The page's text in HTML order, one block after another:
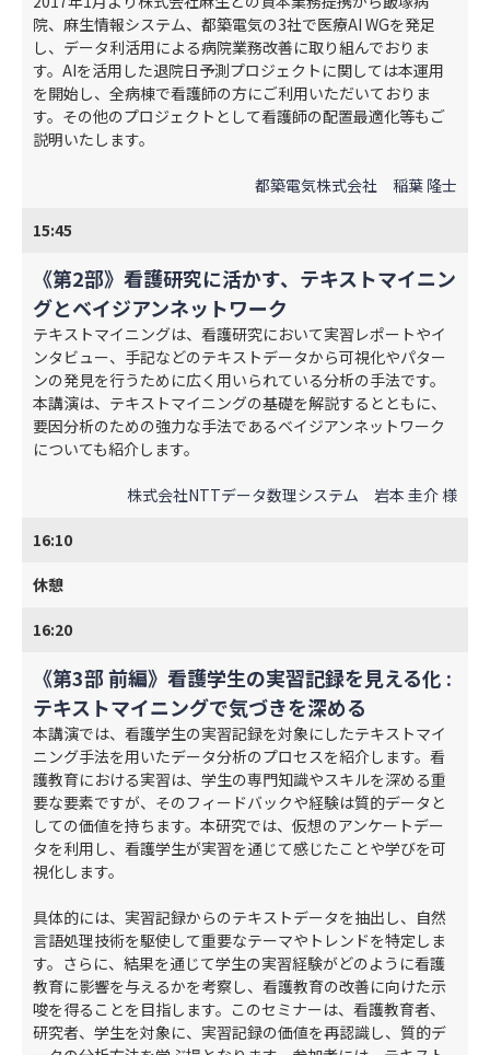
院、麻生情報システム、都築電気の3社で医療AI WGを発足
し、データ利活用による病院業務改善に取り組んでおりま
す。AIを活用した退院日予測プロジェクトに関しては本運用
を開始し、全病棟で看護師の方にご利用いただいておりま
す。その他のプロジェクトとして看護師の配置最適化等もご
説明いたします。
都築電気株式会社 稲葉 隆士
15:45
《第2部》看護研究に活かす、テキストマイニン
グとベイジアンネットワーク
テキストマイニングは、看護研究において実習レポートやイ
ンタビュー、手記などのテキストデータから可視化やパター
ンの発見を行うために広く用いられている分析の手法です。
本講演は、テキストマイニングの基礎を解説するとともに、
要因分析のための強力な手法であるベイジアンネットワーク
についても紹介します。
株式会社NTTデータ数理システム 岩本 圭介 様
16:10
休憩
16:20
《第3部 前編》看護学生の実習記録を見える化 :
テキストマイニングで気づきを深める
本講演では、看護学生の実習記録を対象にしたテキストマイ
ニング手法を用いたデータ分析のプロセスを紹介します。看
護教育における実習は、学生の専門知識やスキルを深める重
要な要素ですが、そのフィードバックや経験は質的データと
しての価値を持ちます。本研究では、仮想のアンケートデー
タを利用し、看護学生が実習を通じて感じたことや学びを可
視化します。
具体的には、実習記録からのテキストデータを抽出し、自然
言語処理技術を駆使して重要なテーマやトレンドを特定しま
す。さらに、結果を通じて学生の実習経験がどのように看護
教育に影響を与えるかを考察し、看護教育の改善に向けた示
唆を得ることを目指します。このセミナーは、看護教育者、
研究者、学生を対象に、実習記録の価値を再認識し、質的デ